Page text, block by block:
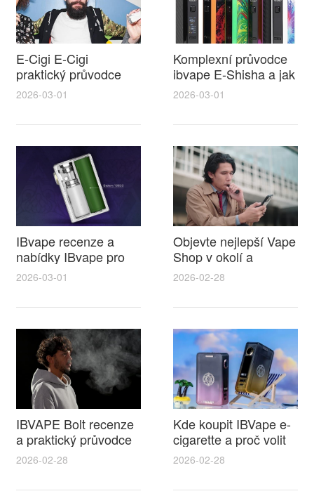
E-Cigi E-Cigi
praktický průvodce
kde je yakayanz kourit
pravidla místa a
2026-03-01
Komplexní průvodce
ibvape E-Shisha a jak
vybrat ideální likvid do
pro plnou chuť
2026-03-01
IBvape recenze a
nabídky IBvape pro
elektronická cigareta
cen a tipy
2026-03-01
Objevte nejlepší Vape
Shop v okolí a
obrovský výběr likvid
cigarety pro
2026-02-28
IBVAPE Bolt recenze
a praktický průvodce
pro e cigareta sk s
tipy na údržbu
2026-02-28
Kde koupit IBVape e-
cigarette a proč volit
elektronická cigareta
frýdek místek při
výběru vaporizéru
2026-02-28